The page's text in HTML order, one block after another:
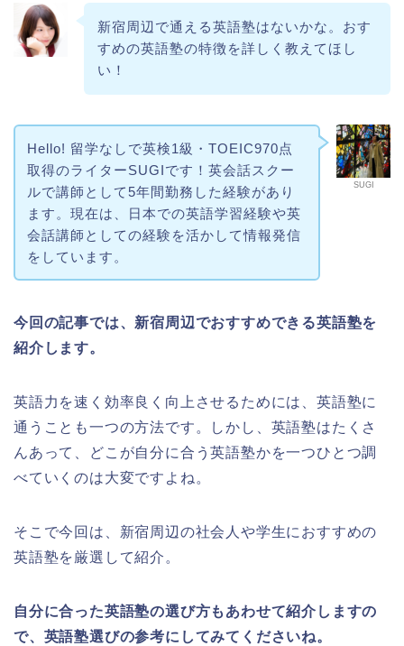
新宿周辺で通える英語塾はないかな。おす
すめの英語塾の特徴を詳しく教えてほし
い！
SUGI
Hello! 留学なしで英検1級・TOEIC970点
取得のライターSUGIです！英会話スクー
ルで講師として5年間勤務した経験があり
ます。現在は、日本での英語学習経験や英
会話講師としての経験を活かして情報発信
をしています。
今回の記事では、新宿周辺でおすすめできる英語塾を
紹介します。
英語力を速く効率良く向上させるためには、英語塾に
通うことも一つの方法です。しかし、英語塾はたくさ
んあって、どこが自分に合う英語塾かを一つひとつ調
べていくのは大変ですよね。
そこで今回は、新宿周辺の社会人や学生におすすめの
英語塾を厳選して紹介。
自分に合った英語塾の選び方もあわせて紹介しますの
で、英語塾選びの参考にしてみてくださいね。